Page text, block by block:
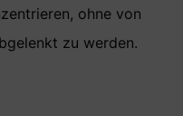
ohne von
zu werden.